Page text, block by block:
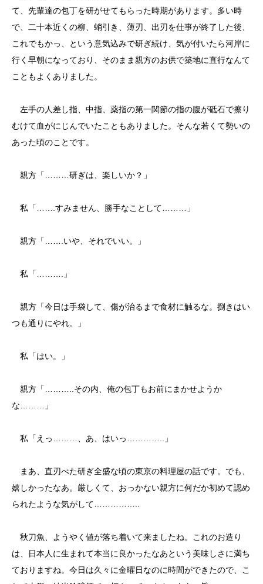
て、先輩達の包丁を研がせてもらった時期があります。多い時
で、二十本近くの柳、蛸引き、薄刃、出刃を仕事が終了した後、
これでもかっ、という意気込みで研ぎ続け、気が付いたら河岸に
行く早朝になっており、そのまま親方のお供で築地に直行なんて
こともよくありました。
左手の人差し指、中指、薬指の第一関節の指の腹が砥石で擦り
むけて血がにじんでいたこともありました。そんな若くて勢いの
あった頃のことです。
親方「………研ぎは、楽しいか？」
私「…….すみません、勝手なことして………」
親方「…….いや、それでいい。」
私「……….」
親方「今日は手袋して、傷が治るまで食材に触るな。捌きはい
つも通りにやれ。」
私「はい。」
親方「………..その内、俺の包丁もお前にまかせようか
な………」
私「えっ………、あ、はいっ…………..」
まあ、直刃べた研ぎ全盛な頃の東京の料理屋の話です。でも、
嬉しかったなあ。厳しくて、おっかない親方に何だか初めて認め
られたような気がして……………..
秋刀魚、ようやく値が落ち着いて来ましたね。これのお造り
は、日本人に生まれて本当に良かったなあという美味しさに満ち
ておりますね。今日は久々に金曜日なのに時間ができたので、こ